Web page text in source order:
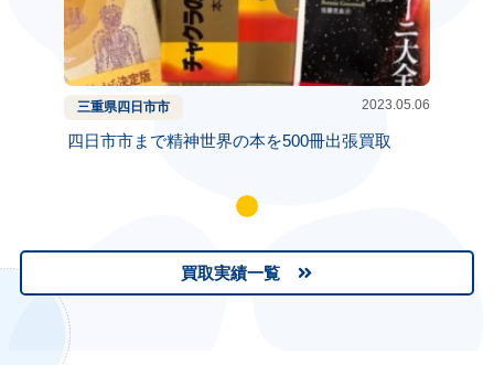
三重県四日市市 2023.05.06
四日市市まで精神世界の本を500冊出張買取
買取実績一覧